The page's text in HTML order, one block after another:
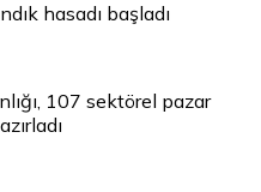
hasadı başladı
107 sektörel pazar